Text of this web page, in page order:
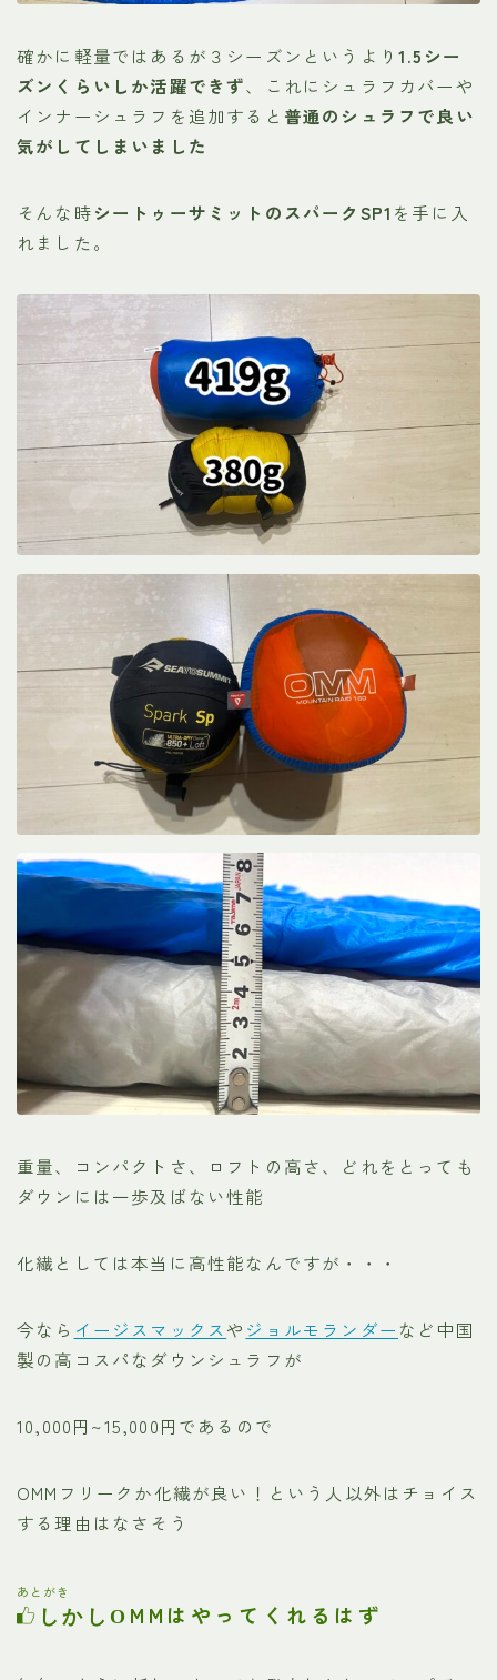
確かに軽量ではあるが３シーズンというより 1.5シー
ズンくらいしか活躍できず、これにシュラフカバーや
インナーシュラフを追加すると 普通のシュラフで良い
気がしてしまいました
そんな時シートゥーサミットのスパークSP1 を手に入
れました。
重量、コンパクトさ、ロフトの高さ、どれをとっても
ダウンには一歩及ばない性能
化繊としては本当に高性能なんですが・・・
今なら イージスマックスや ジョルモランダー など中国
製の高コスパなダウンシュラフが
10,000円~15,000円であるので
OMMフリークか化繊が良い！という人以外はチョイス
する理由はなさそう
あとがき
しかしO MMはやってくれるはず